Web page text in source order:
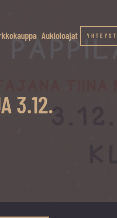
Aukioloajat
3.12.